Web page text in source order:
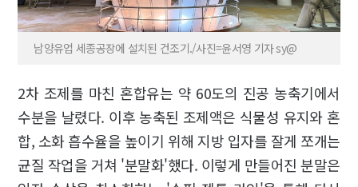
남양유업 세종공장에 설치된 건조기./사진=윤서영 기자 sy@
2차 조제를 마친 혼합유는 약 60도의 진공 농축기에서
수분을 날렸다. 이후 농축된 조제액은 식물성 유지와 혼
합, 소화 흡수율을 높이기 위해 지방 입자를 잘게 쪼개는
균질 작업을 거쳐 '분말화'했다. 이렇게 만들어진 분말은